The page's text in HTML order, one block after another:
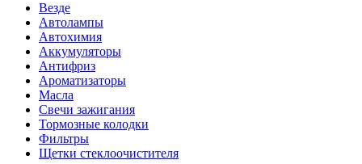
Везде
Автолампы
Автохимия
Аккумуляторы
Антифриз
Ароматизаторы
Масла
Свечи зажигания
Тормозные колодки
Фильтры
Щетки стеклоочистителя